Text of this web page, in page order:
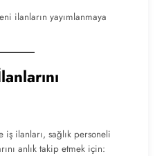
ilanların yayımlanmaya
iş ilanları, sağlık personeli
anlık takip etmek için: